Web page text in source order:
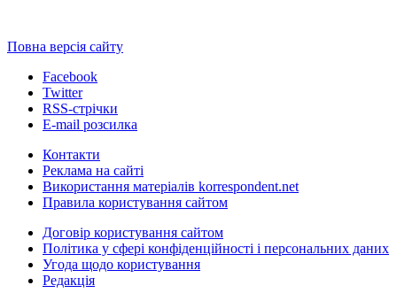
Повна версія сайту
Facebook
Twitter
RSS-стрічки
E-mail розсилка
Контакти
Реклама на сайті
Використання матеріалів korrespondent.net
Правила користування сайтом
Договір користування сайтом
Політика у сфері конфіденційності і персональних даних
Угода щодо користування
Редакція